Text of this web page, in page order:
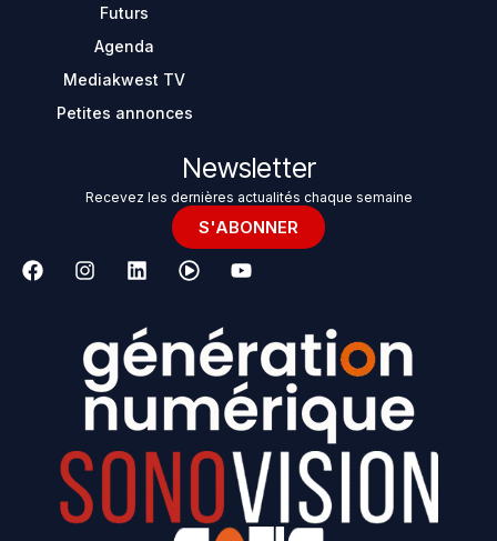
Futurs
Agenda
Mediakwest TV
Petites annonces
Newsletter
Recevez les dernières actualités chaque semaine
S'ABONNER